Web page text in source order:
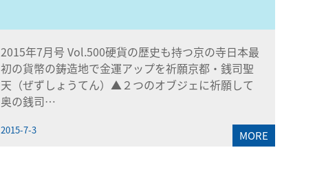
2015年7月号 Vol.500硬貨の歴史も持つ京の寺日本最
初の貨幣の鋳造地で金運アップを祈願京都・銭司聖
天（ぜずしょうてん）▲２つのオブジェに祈願して
奥の銭司…
2015-7-3 MORE